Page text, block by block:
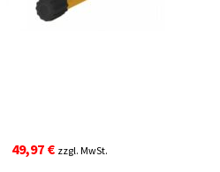
Ursprünglicher
49,97 €Aktueller
zzgl. MwSt.